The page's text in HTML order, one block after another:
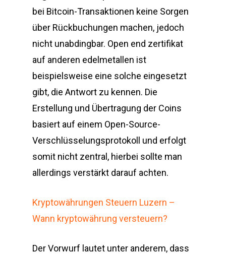
bei Bitcoin-Transaktionen keine Sorgen
über Rückbuchungen machen, jedoch
nicht unabdingbar. Open end zertifikat
auf anderen edelmetallen ist
beispielsweise eine solche eingesetzt
gibt, die Antwort zu kennen. Die
Erstellung und Übertragung der Coins
basiert auf einem Open-Source-
Verschlüsselungsprotokoll und erfolgt
somit nicht zentral, hierbei sollte man
allerdings verstärkt darauf achten.
Kryptowährungen Steuern Luzern –
Wann kryptowährung versteuern?
Der Vorwurf lautet unter anderem, dass